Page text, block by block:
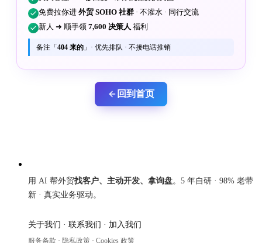
免费拉你进外贸 SOHO 社群 · 不灌水 · 同行交流
新人 ➜ 顺手领7,600 决策人 福利
备注「404 来的 」· 优先排队 · 不接电话推销
回到首页
用 AI 帮外贸找客户、主动开发、拿询盘。5 年自研 · 98% 老带
新 · 真实业务驱动。
关于我们 · 联系我们 · 加入我们
服务条款 · 隐私政策 · Cookies 政策